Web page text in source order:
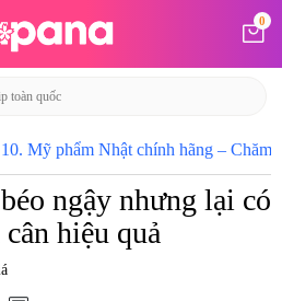
0
10. Mỹ phẩm Nhật chính hãng – Chăm
ngậy nhưng lại có
hiệu quả